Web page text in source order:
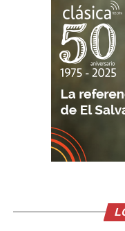
Lo
una
del
ya
https://